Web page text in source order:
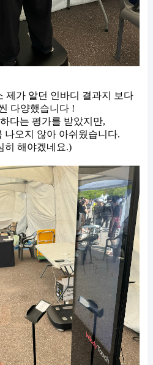
제가 알던 인바디 결과지 보다
다양했습니다 !
다는 평가를 받았지만,
나오지 않아 아쉬웠습니다.
히 해야겠네요.)